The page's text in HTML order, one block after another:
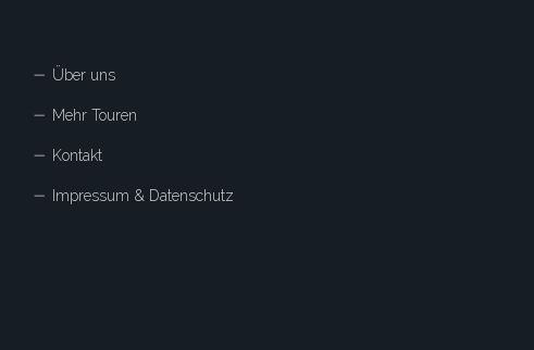
Über uns
Mehr Touren
Kontakt
Impressum & Datenschutz